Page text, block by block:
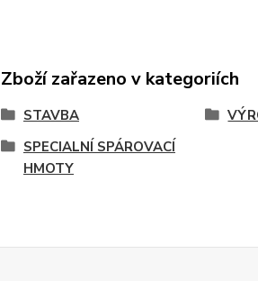
Zboží zařazeno v kategoriích
STAVBA
SPECIALNÍ SPÁROVACÍ
HMOTY